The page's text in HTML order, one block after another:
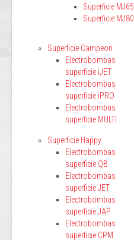
Superficie MJ65
Superficie MJ80
Superficie Campeon
Electrobombas
superficie iJET
Electrobombas
superficie iPRO
Electrobombas
superficie MULTI
Superficie Happy
Electrobombas
superficie QB
Electrobombas
superficie JET
Electrobombas
superficie JAP
Electrobombas
superficie CPM